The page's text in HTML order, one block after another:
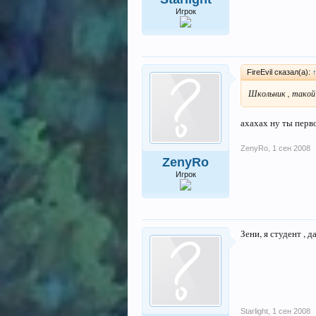
Игрок
ZenyRo
Игрок
FireEvil сказал(а): ↑
Школьник ,
ахахах ну ты
ZenyRo 1 сен 2008
Зени, я студент ,
Starlight 1 сен 2008